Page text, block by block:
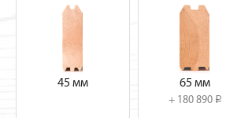
45 мм 65 мм
+ 180 890 i